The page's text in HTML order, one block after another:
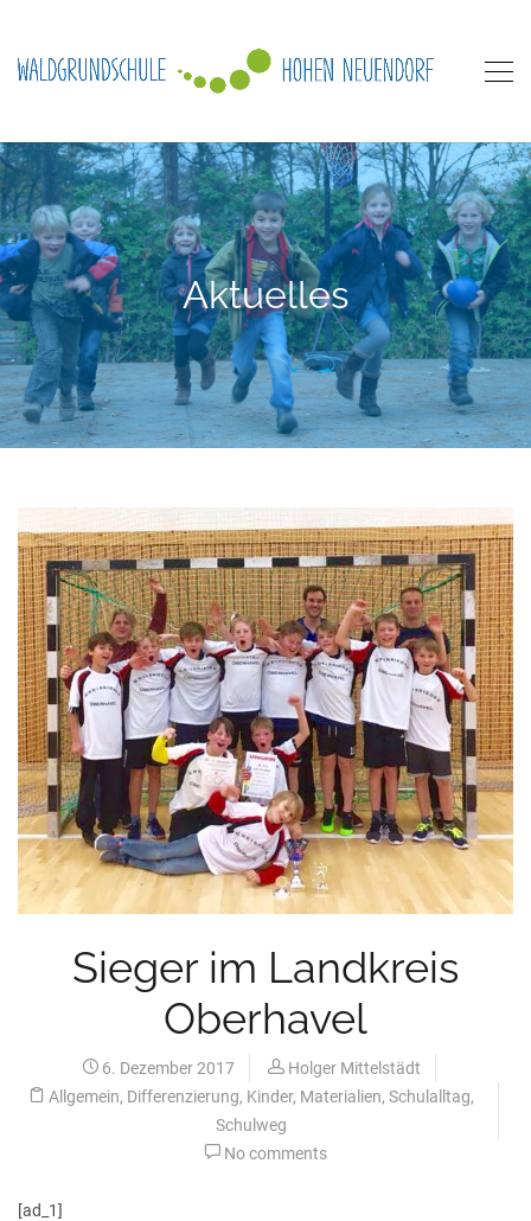
Aktuelles
Sieger im Landkreis
Oberhavel
6. Dezember 2017
Holger Mittelstädt
Allgemein, Differenzierung, Kinder, Materialien, Schulalltag,
Schulweg
No comments
[ad_1]